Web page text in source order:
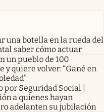
una botella en la rueda del
saber cómo actuar
un pueblo de 100
quiere volver: “Gané en
por Seguridad Social |
a quienes hayan
adelanten su jubilación